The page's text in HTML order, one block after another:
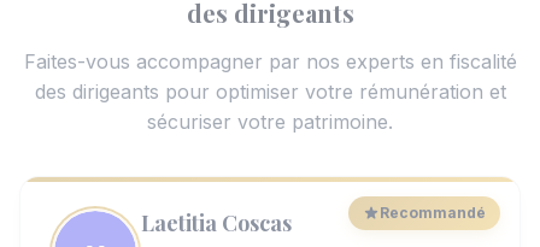
des dirigeants
Faites-vous accompagner par nos experts en fiscalité
des dirigeants pour optimiser votre rémunération et
sécuriser votre patrimoine.
Recommandé
Laetitia Coscas